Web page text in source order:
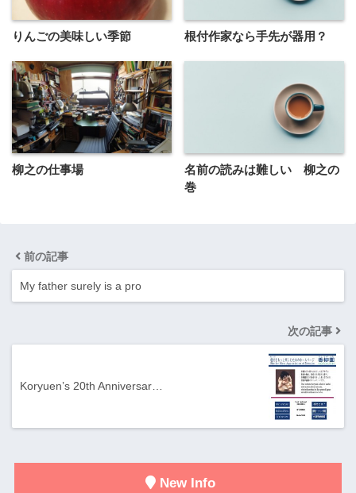
りんごの美味しい季節 根付作家なら手先が器用？
柳之の仕事場
名前の読みは難しい 柳之の
巻
前の記事
My father surely is a pro
次の記事
Koryuen’s 20th Anniversar…
New Info